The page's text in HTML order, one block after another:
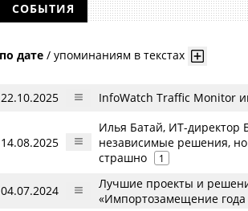
СОБЫТИЯ
по дате / упоминаниям в текстах
22.10.2025 InfoWatch Traffic Monitor
14.08.2025
Илья Батай, ИТ-директор
независимые решения,
страшно
1
04.07.2024
Лучшие проекты и
«Импортозамещение года